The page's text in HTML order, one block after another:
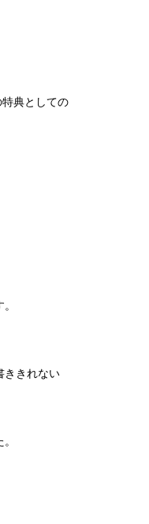
典としての
ききれない